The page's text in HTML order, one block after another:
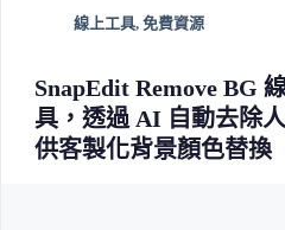
線上工具, 免費資源
SnapEdit Remove BG
具，透過 AI 自動去除
供客製化背景顏色替換